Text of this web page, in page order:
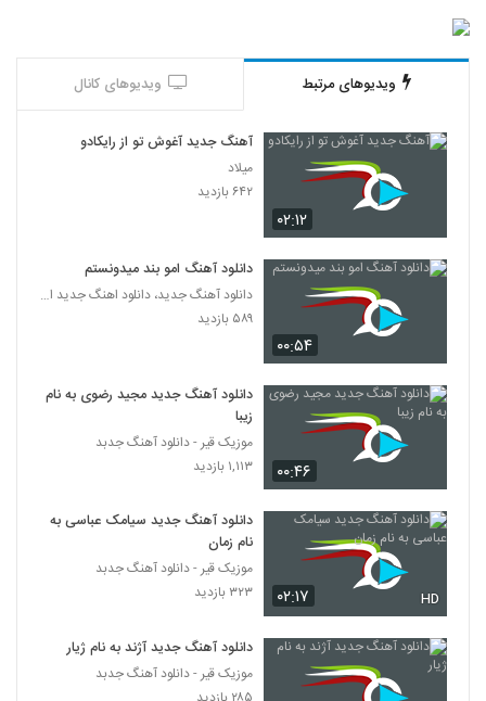
آهنگ صد درصد از کامیار(پاپ)
فرزاد کیانی آهنگ شاخه نبات
۲۶۸ بازدید
آهنگ مال همیم از محمود احسانی کیا(پاپ)
5719
دانلود آهنگ حس خوبی داره از کارن دامغانی
دانلود آهنگ مجید سلطانی لجباز
5721
Arasteh Rah O Neshan)
۲۰۸ بازدید
دانلود آهنگ خانه خراب از رضا ملک زاده
ویدیوهای مرتبط ویدیوهای کانال
۰۲:۱۲
آهنگ جدید آغوش تو از رایکادو
میلاد
۶۴۲ بازدید
۰۰:۵۴
دانلود آهنگ امو بند میدونستم
دانلود آهنگ جدید، دانلود اهنگ جدید ایرانی
۵۸۹ بازدید
۰۰:۴۶
دانلود آهنگ جدید مجید رضوی به نام
زیبا
موزیک قیر - دانلود آهنگ جدبد
۱,۱۱۳ بازدید
۰۲:۱۷ HD
دانلود آهنگ جدید سیامک عباسی به
نام زمان
موزیک قیر - دانلود آهنگ جدبد
۳۲۳ بازدید
دانلود آهنگ جدید آژند به نام ژیار
موزیک قیر - دانلود آهنگ جدبد